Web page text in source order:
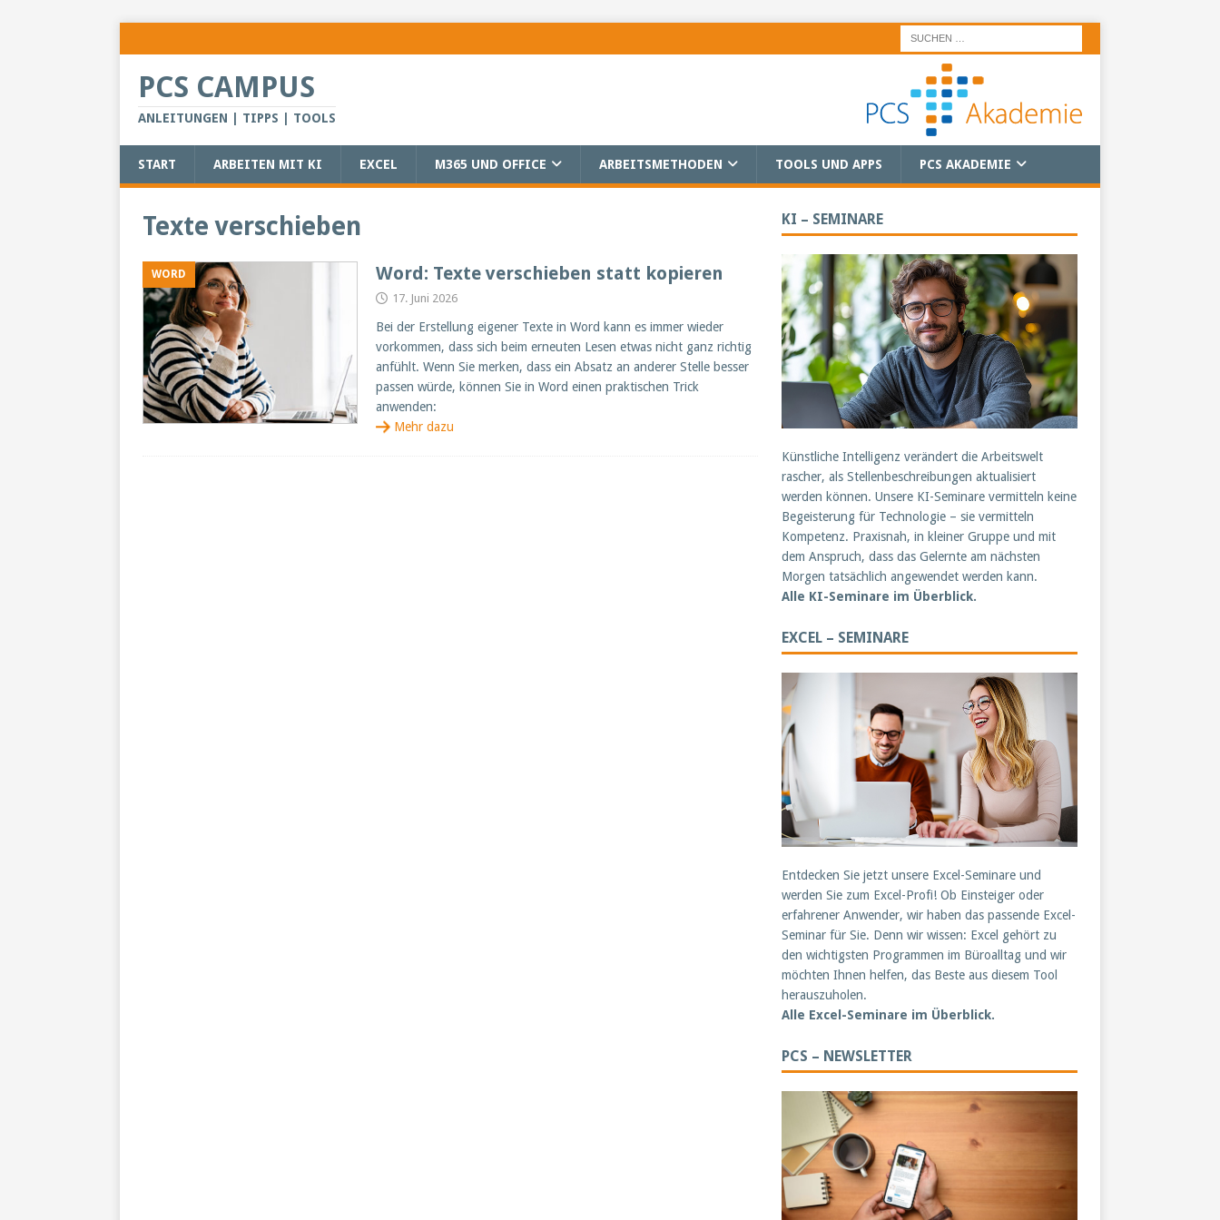
PCS CAMPUS
ANLEITUNGEN | TIPPS | TOOLS
START ARBEITEN MIT KI EXCEL M365 UND OFFICE ARBEITSMETHODEN TOOLS UND APPS PCS AKADEMIE
Texte verschieben
WORD Word: Texte verschieben statt kopieren
17. Juni 2026
Bei der Erstellung eigener Texte in Word kann es immer wieder
vorkommen, dass sich beim erneuten Lesen etwas nicht ganz richtig
anfühlt. Wenn Sie merken, dass ein Absatz an anderer Stelle besser
passen würde, können Sie in Word einen praktischen Trick
anwenden:
Mehr dazu
KI – SEMINARE
Künstliche Intelligenz verändert die Arbeitswelt
rascher, als Stellenbeschreibungen aktualisiert
werden können. Unsere KI-Seminare vermitteln keine
Begeisterung für Technologie – sie vermitteln
Kompetenz. Praxisnah, in kleiner Gruppe und mit
dem Anspruch, dass das Gelernte am nächsten
Morgen tatsächlich angewendet werden kann.
Alle KI-Seminare im Überblick.
EXCEL – SEMINARE
Entdecken Sie jetzt unsere Excel-Seminare und
werden Sie zum Excel-Profi! Ob Einsteiger oder
erfahrener Anwender, wir haben das passende Excel-
Seminar für Sie. Denn wir wissen: Excel gehört zu
den wichtigsten Programmen im Büroalltag und wir
möchten Ihnen helfen, das Beste aus diesem Tool
herauszuholen.
Alle Excel-Seminare im Überblick.
PCS – NEWSLETTER